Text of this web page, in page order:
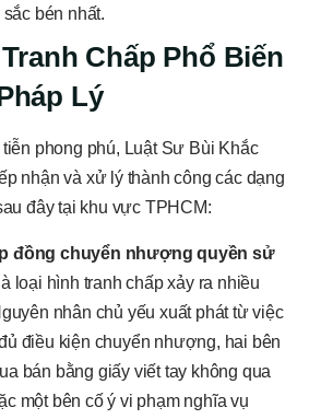
bén nhất.
Chấp Phổ Biến
Lý
phong phú, Luật Sư Bùi Khắc
nhận và xử lý thành công các dạng
đây tại khu vực TPHCM:
đồng chuyển nhượng quyền sử
loại hình tranh chấp xảy ra nhiều
nhân chủ yếu xuất phát từ việc
điều kiện chuyển nhượng, hai bên
bán bằng giấy viết tay không qua
một bên cố ý vi phạm nghĩa vụ